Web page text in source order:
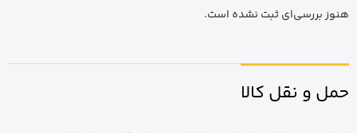
هنوز بررسی‌ای ثبت نشده است.
حمل و نقل کالا